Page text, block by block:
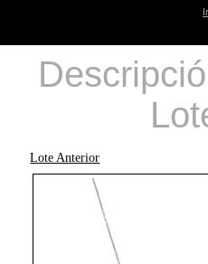
Lote Anterior